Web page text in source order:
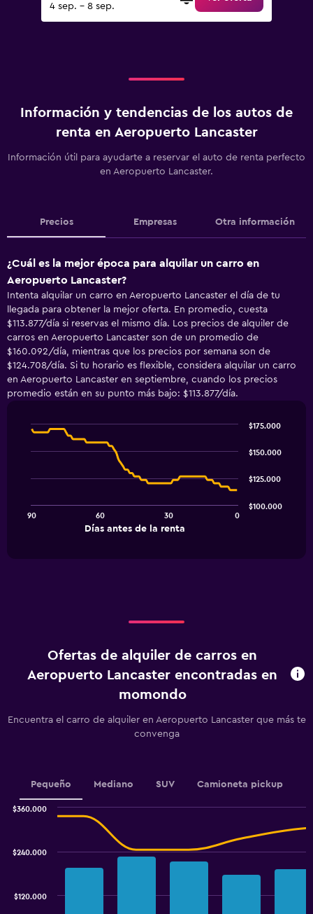
4 sep. - 8 sep.
Información y tendencias de los autos de
renta en Aeropuerto Lancaster
Información útil para ayudarte a reservar el auto de renta perfecto
en Aeropuerto Lancaster.
Precios Empresas Otra información
¿Cuál es la mejor época para alquilar un carro en
Aeropuerto Lancaster?
Intenta alquilar un carro en Aeropuerto Lancaster el día de tu
llegada para obtener la mejor oferta. En promedio, cuesta
$113.877/día si reservas el mismo día. Los precios de alquiler de
carros en Aeropuerto Lancaster son de un promedio de
$160.092/día, mientras que los precios por semana son de
$124.708/día. Si tu horario es flexible, considera alquilar un carro
en Aeropuerto Lancaster en septiembre, cuando los precios
promedio están en su punto más bajo: $113.877/día.
chart
The
renta.
Range:
The
axis
displaying
values.
to
Días antes de la renta
90 60 30 0
$100.000
$125.000
$150.000
$175.000
Ofertas de alquiler de carros en
Aeropuerto Lancaster encontradas en
momondo
Encuentra el carro de alquiler en Aeropuerto Lancaster que más te
convenga
Pequeño Mediano SUV Camioneta pickup
$120.000
$240.000
$360.000